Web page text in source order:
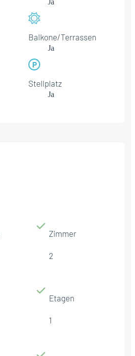
Ja
Balkone/Terrassen
Ja
Stellplatz
Ja
Zimmer
2
Etagen
1